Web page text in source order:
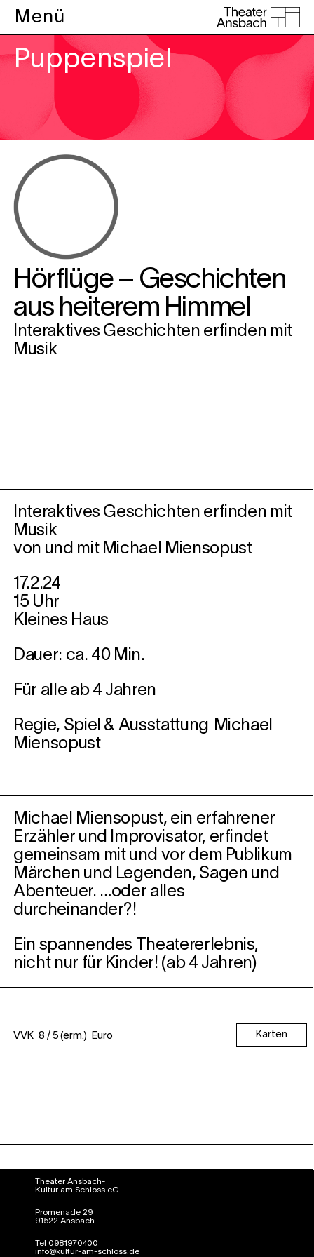
Menü
Puppenspiel
Hörflüge – Geschichten
aus heiterem Himmel
Interaktives Geschichten erfinden mit
Musik
Interaktives Geschichten erfinden mit
Musik
von und mit Michael Miensopust
17.2.24
15 Uhr
Kleines Haus
Dauer: ca. 40 Min.
Für alle ab 4 Jahren
Regie, Spiel & Ausstattung Michael
Miensopust
Michael Miensopust, ein erfahrener
Erzähler und Improvisator, erfindet
gemeinsam mit und vor dem Publikum
Märchen und Legenden, Sagen und
Abenteuer. …oder alles
durcheinander?!
Ein spannendes Theatererlebnis,
nicht nur für Kinder! (ab 4 Jahren)
VVK 8 / 5 (erm.) Euro Karten
Theater Ansbach-
Kultur am Schloss eG
Promenade 29
91522 Ansbach
Tel 0981970400
info@kultur-am-schloss.de